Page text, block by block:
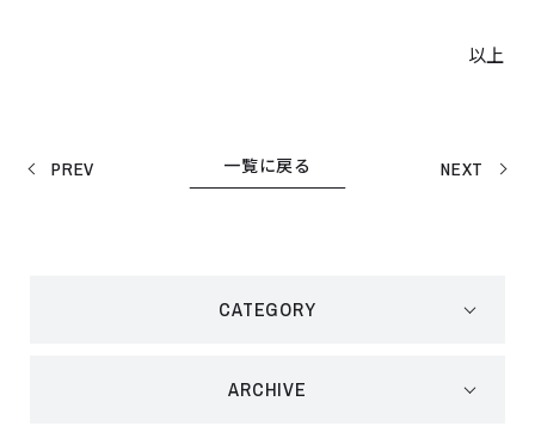
以上
PREV NEXT
一覧に戻る
CATEGORY
ARCHIVE